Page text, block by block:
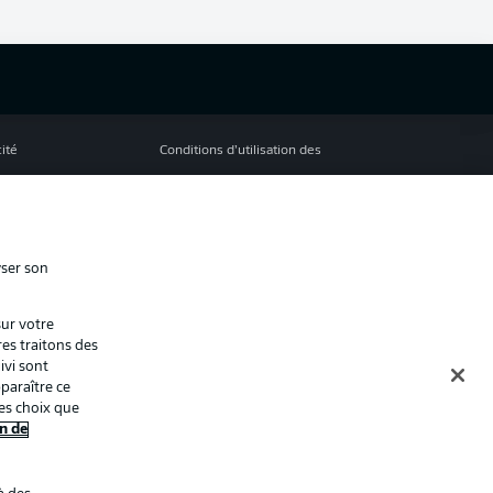
Conditions d’utilisation des
son
votre
traitons des
sont
ce
choix que
de